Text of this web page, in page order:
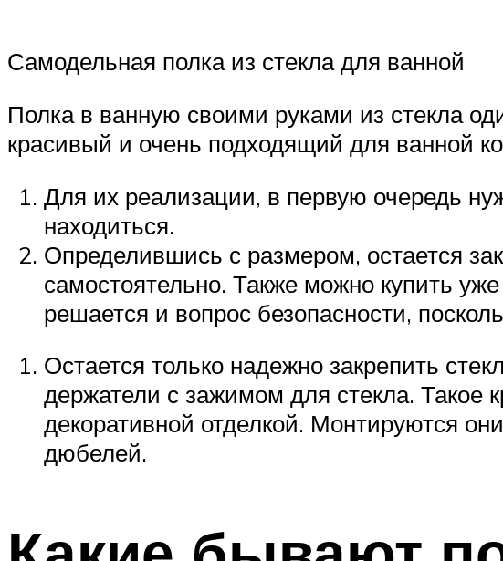
Самодельная полка из стекла для ванной
Полка в ванную своими руками из стекла
красивый и очень подходящий для ванной
Для их реализации, в первую очередь
находиться.
Определившись с размером, остается
самостоятельно. Также можно купить
решается и вопрос безопасности,
Остается только надежно закрепить
держатели с зажимом для стекла.
декоративной отделкой. Монтируются
дюбелей.